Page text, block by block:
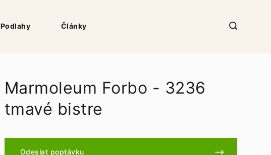
Podlahy Články
Marmoleum Forbo - 3236
tmavé bistre
Odeslat poptávku